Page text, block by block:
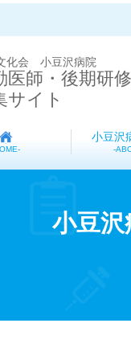
化会 小豆沢病院
医師・後期研
サイト
小豆沢
小豆